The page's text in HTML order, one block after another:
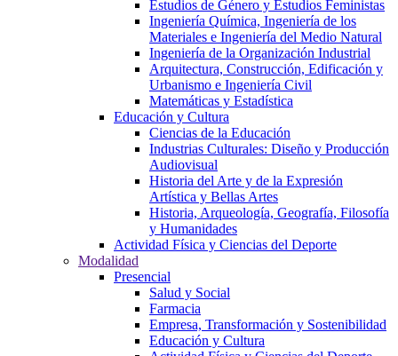
Estudios de Género y Estudios Feministas
Ingeniería Química, Ingeniería de los
Materiales e Ingeniería del Medio Natural
Ingeniería de la Organización Industrial
Arquitectura, Construcción, Edificación y
Urbanismo e Ingeniería Civil
Matemáticas y Estadística
Educación y Cultura
Ciencias de la Educación
Industrias Culturales: Diseño y Producción
Audiovisual
Historia del Arte y de la Expresión
Artística y Bellas Artes
Historia, Arqueología, Geografía, Filosofía
y Humanidades
Actividad Física y Ciencias del Deporte
Modalidad
Presencial
Salud y Social
Farmacia
Empresa, Transformación y Sostenibilidad
Educación y Cultura